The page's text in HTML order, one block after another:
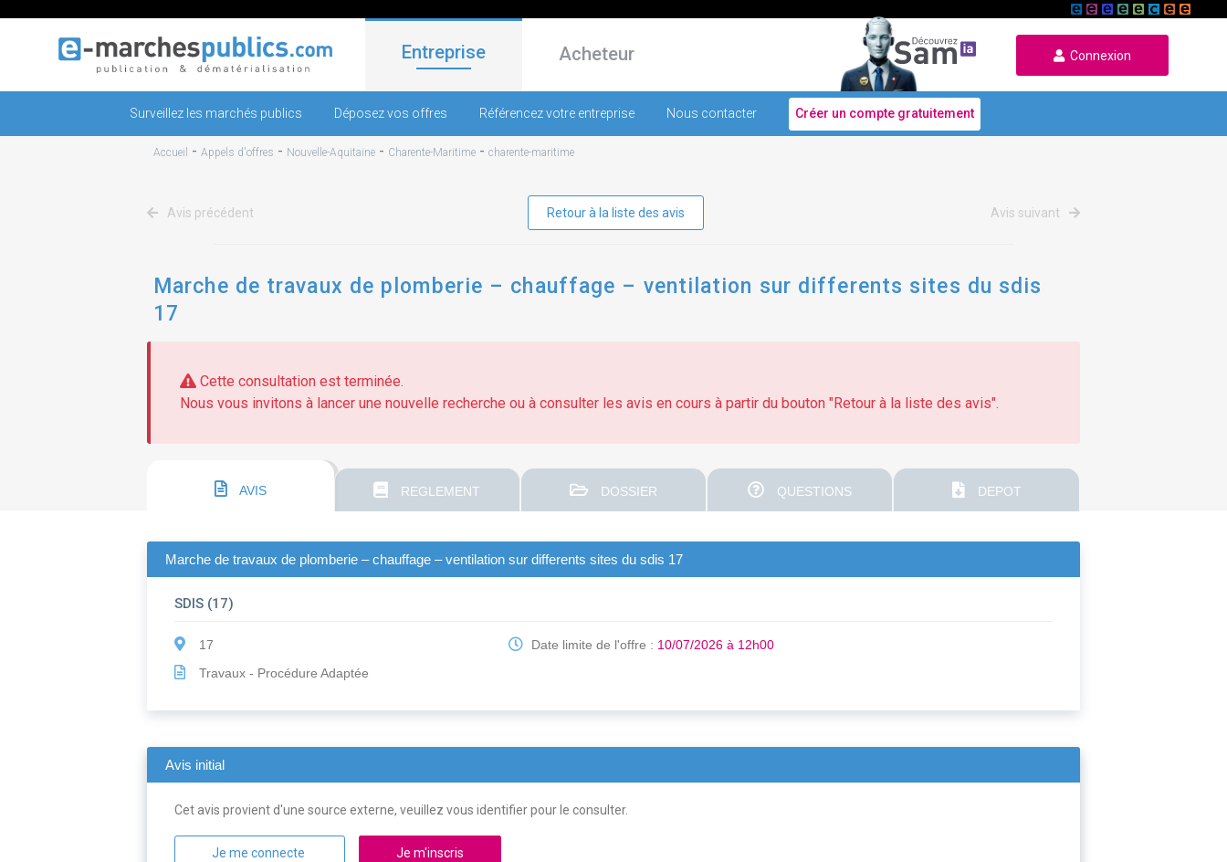
Entreprise Acheteur Connexion
Surveillez les marchés publics Déposez vos offres Référencez votre entreprise Nous contacter Créer un compte gratuitement
Accueil - Appels d'offres - Nouvelle-Aquitaine - Charente-Maritime - charente-maritime
Avis précédent Retour à la liste des avis Avis suivant
Marche de travaux de plomberie – chauffage – ventilation sur differents sites du sdis
17
Cette consultation est terminée.
Nous vous invitons à lancer une nouvelle recherche ou à consulter les avis en cours à partir du bouton "Retour à la liste des avis".
AVIS REGLEMENT DOSSIER QUESTIONS DEPOT
Marche de travaux de plomberie – chauffage – ventilation sur differents sites du sdis 17
SDIS (17)
17
Travaux - Procédure Adaptée
Date limite de l'offre : 10/07/2026 à 12h00
Avis initial
Cet avis provient d'une source externe, veuillez vous identifier pour le consulter.
Je me connecte Je m'inscris